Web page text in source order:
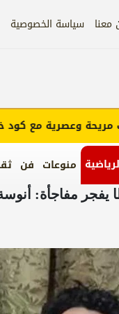
معنا سياسة الخصوصية
منوعات فن
وعصرية مع كود خصم
مفاجأة: